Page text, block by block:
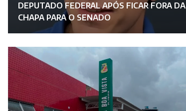
DEPUTADO FEDERAL APÓS FICAR FORA DA
CHAPA PARA O SENADO